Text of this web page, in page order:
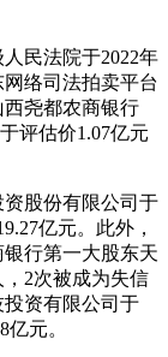
民法院于2022年
网络司法拍卖平台
尧都农商银行
评估价1.07亿元
股份有限公司于
亿元。此外，
行第一大股东天
2次被成为失信
资有限公司于
元。